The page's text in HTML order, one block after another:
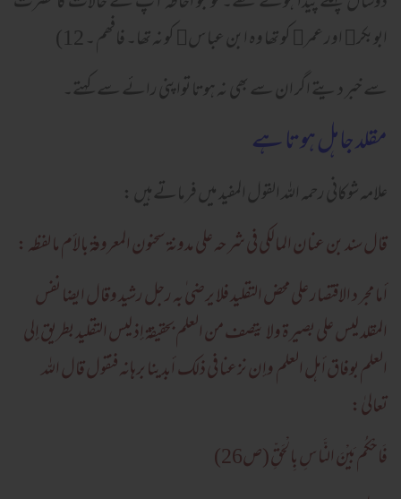
ابوبکر﷜ اور عمر﷜ کو تھا وہ ابن عباس﷜ کو نہ تھا۔ فافھم ۔ 12)
سے خبر دیتے اگر ان سے بھی نہ ہوتا تواپنی رائے سے کہتے۔
مقلد جاہل ہوتا ہے
علامہ شوکانی رحمہ اللہ القول المفید میں فرماتےہیں :
قال سند بن عنان المالکی فی شرحه علی مدونة سحنون المعروفة بالأم ما لفظه :
أما مجر د الاقتصار علی محض التقليد فلا يرضي ٰبه رجل رشيد وقال ايضا نفس
المقلد ليس علی بصيرة ولا يتصف من العلم بحقيقة إذ ليس التقليد بطريق إلی
العلم بوفاق أهل العلم وإن نزعنا فی ذلک أبدينا برهانه فنقول قال الله
تعالیٰ:
فَاحْكُم بَيْنَ النَّاسِ بِالْحَقِّ(ص26)